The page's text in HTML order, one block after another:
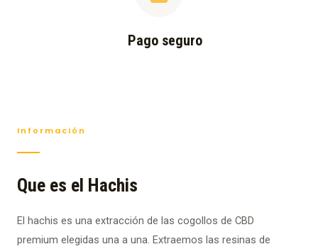
Pago seguro
Información
Que es el Hachis
El hachis es una extracción de las cogollos de CBD
premium elegidas una a una. Extraemos las resinas de